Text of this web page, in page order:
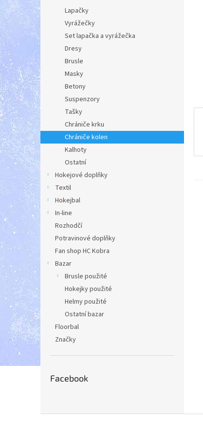
n
Lapačky
Vyrážečky
Set lapačka a vyrážečka
Dresy
Brusle
Masky
Betony
Suspenzory
Tašky
Chrániče krku
Chrániče kolen
Kalhoty
Ostatní
Hokejové doplňky
Textil
Hokejbal
In-line
Rozhodčí
Potravinové doplňky
Fan shop HC Kobra
Bazar
Brusle použité
Hokejky použité
Helmy použité
Ostatní bazar
Floorbal
Značky
Facebook